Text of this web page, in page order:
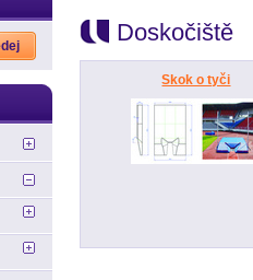
Doskočiště
Skok o tyči